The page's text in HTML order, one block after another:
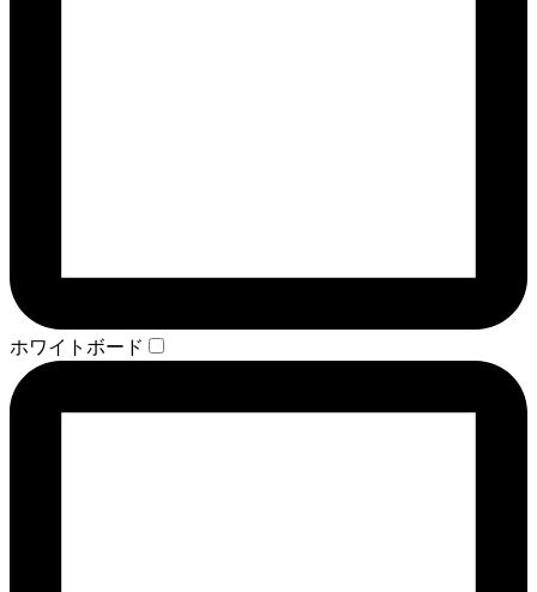
ホワイトボード